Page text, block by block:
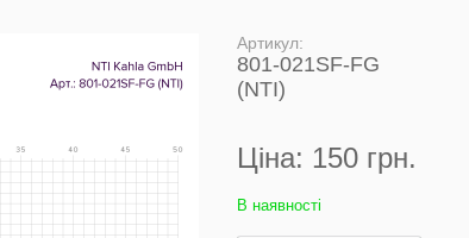
Артикул:
801-021SF-FG
(NTI)
Ціна: 150 грн.
В наявності